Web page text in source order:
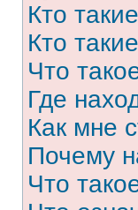
Кто
Кто
Что
Где
Как мне
Почему
Что